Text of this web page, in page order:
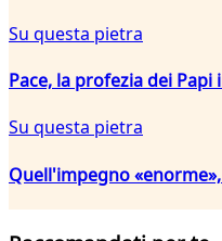
Su questa pietra
Pace, la profezia dei
Su questa pietra
Quell'impegno